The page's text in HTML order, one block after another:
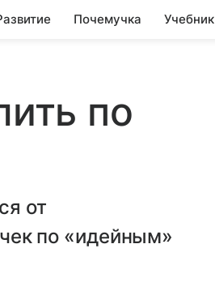
Почемучка Учебник
по
от
по «идейным»